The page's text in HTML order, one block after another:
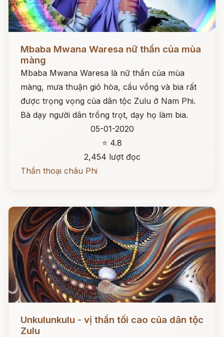
Mbaba Mwana Waresa nữ thần của mùa
màng
Mbaba Mwana Waresa là nữ thần của mùa
màng, mưa thuận gió hòa, cầu vồng và bia rất
được trọng vọng của dân tộc Zulu ở Nam Phi.
Bà dạy người dân trồng trọt, dạy họ làm bia.
05-01-2020
⭐ 4.8
2,454 lượt đọc
Thần thoại châu Phi
Unkulunkulu - vị thần tối cao của dân tộc
Zulu